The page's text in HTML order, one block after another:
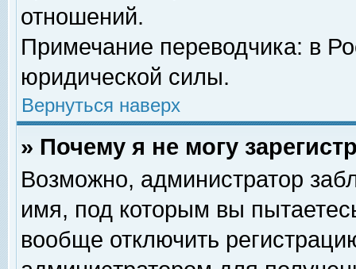
отношений.
Примечание переводчика: в
юридической силы.
Вернуться наверх
» Почему я не могу
Возможно, администратор
имя, под которым вы
вообще отключить